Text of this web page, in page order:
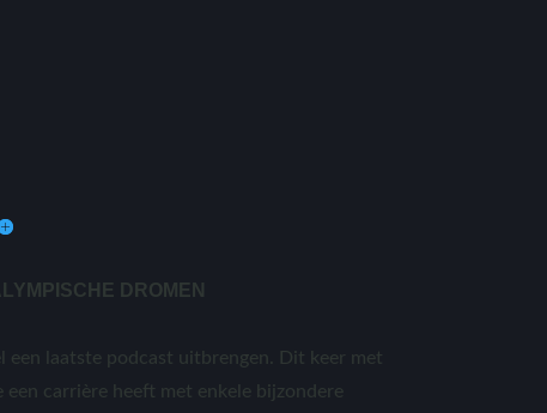
DROMEN
een laatste podcast uitbrengen. Dit keer met
carrière heeft met enkele bijzondere